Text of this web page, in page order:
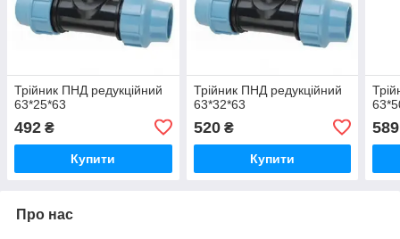
Трійник ПНД редукційний
63*25*63
492 ₴
Купити
Трійник ПНД редукційний
63*32*63
520₴
Купити
589
Про нас